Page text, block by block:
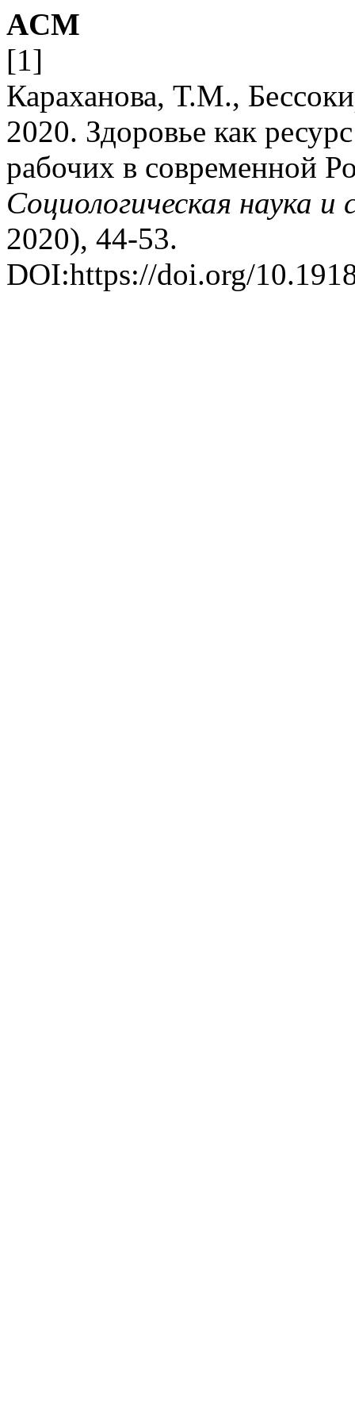
ACM
[1]
Караханова, Т.М.,
2020. Здоровье как
рабочих в современной
Социологическая наука и
2020), 44-53.
DOI:https://doi.org/